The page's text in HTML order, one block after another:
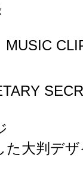
MUSIC
た大判デ